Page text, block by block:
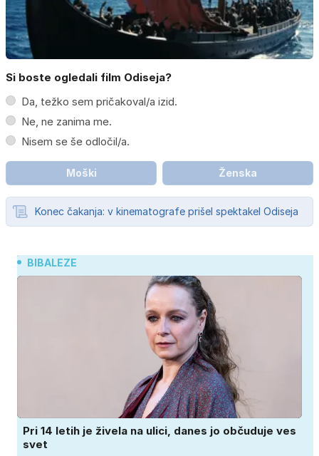
Si boste ogledali film Odiseja?
Da, težko sem pričakoval/a izid.
Ne, ne zanima me.
Nisem se še odločil/a.
Moški Ženska
Konec čakanja: v kinematografe prišel spektakel Odiseja
BIBALEZE
Pri 14 letih je živela na ulici, danes jo občuduje ves
svet